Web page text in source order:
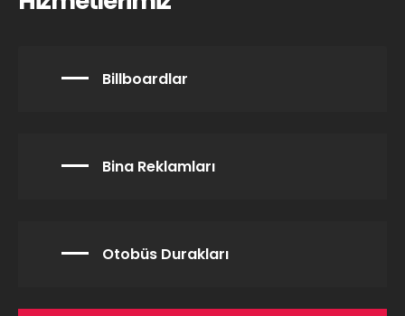
Billboardlar
Bina Reklamları
Otobüs Durakları